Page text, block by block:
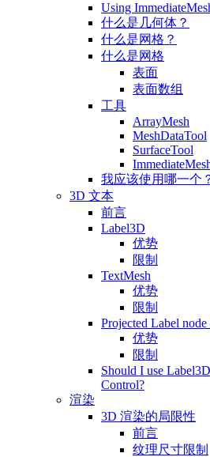
Using
什么是几何体？
什么是网格？
什么是网格
表面
表面数组
工具
ArrayMesh
MeshDataTool
SurfaceTool
我应该使用哪一个
3D 文本
前言
Label3D
优势
限制
TextMesh
优势
限制
Projected Label
优势
限制
Should I use
Control?
渲染
3D 渲染的局限性
前言
纹理尺寸限制